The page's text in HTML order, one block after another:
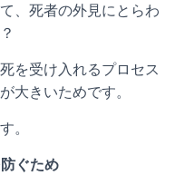
、死者の外見にとらわ
を受け入れるプロセス
大きいためです。
。
ぐため